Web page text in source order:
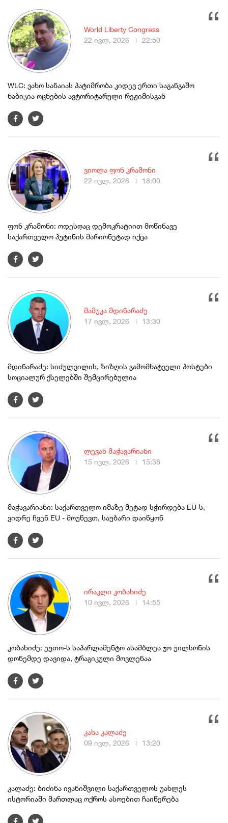
WLC: ვახო სანაიას პატიმრობა კიდევ ერთი საგანგაშო
ნაბიჯია ოცნების ავტორიტარული რეჟიმისგან
World Liberty Congress
22 ივლ, 2026
22:50
ფონ კრამონი: ოდესღაც დემოკრატიით მოწინავე
საქართველო პუტინის მარიონეტად იქცა
ვიოლა ფონ კრამონი
22 ივლ, 2026
18:00
მდინარაძე: სიძულვილის, ზიზღის გამომხატველი პოსტები
სოციალურ ქსელებში შემცირებულია
მამუკა მდინარაძე
17 ივლ, 2026
13:30
მაჭავარიანი: საქართველო იმაზე მეტად სჭირდება EU-ს,
ვიდრე ჩვენ EU - მოუწევთ, საუბარი დაიწყონ
ლევან მაჭავარიანი
15 ივლ, 2026
15:38
კობახიძე: ეუთო-ს საპარლამენტო ასამბლეა ჯო უილსონის
დონემდე დავიდა, ტრაგიკული მოვლენაა
ირაკლი კობახიძე
10 ივლ, 2026
14:55
კალაძე: ბიძინა ივანიშვილი საქართველოს უახლეს
ისტორიაში მართლაც ოქროს ასოებით ჩაიწერება
კახა კალაძე
09 ივლ, 2026
13:20